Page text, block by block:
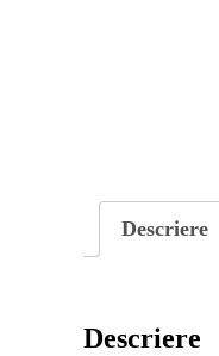
Descriere
Descriere